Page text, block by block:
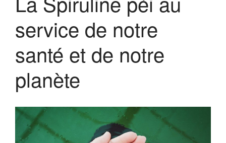
service de notre
santé et de notre
planète